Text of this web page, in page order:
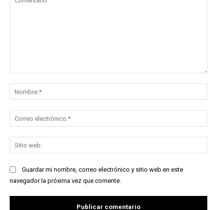
Guardar mi nombre, correo electrónico y sitio web en este
navegador la próxima vez que comente.